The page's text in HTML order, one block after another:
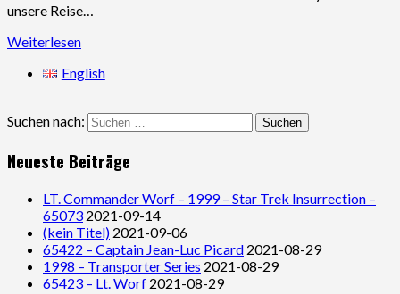
unsere Reise…
Weiterlesen
English
Suchen nach:
Neueste Beiträge
LT. Commander Worf – 1999 – Star Trek Insurrection –
65073 2021-09-14
(kein Titel) 2021-09-06
65422 – Captain Jean-Luc Picard 2021-08-29
1998 – Transporter Series 2021-08-29
65423 – Lt. Worf 2021-08-29